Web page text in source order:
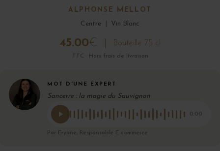
ALPHONSE MELLOT
Centre
Vin Blanc
45.00€ Bouteille 75 cl
TTC · Hors frais de livraison
MOT D'UNE EXPERT
Sancerre : la magie du Sauvignon
0:00
Par Eryane, Responsable E-commerce